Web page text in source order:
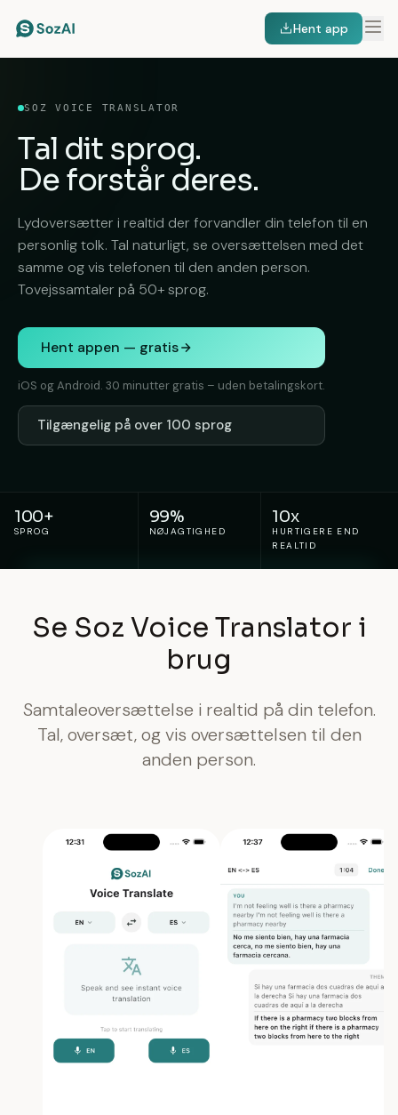
Hent app
SOZ VOICE TRANSLATOR
Tal dit sprog.
De forstår deres.
Lydoversætter i realtid der forvandler din telefon til en
personlig tolk. Tal naturligt, se oversættelsen med det
samme og vis telefonen til den anden person.
Tovejssamtaler på 50+ sprog.
Hent appen — gratis
iOS og Android. 30 minutter gratis – uden betalingskort.
Tilgængelig på over 100 sprog
100+
SPROG
99%
NØJAGTIGHED
10x
HURTIGERE END
REALTID
Se Soz Voice Translator i
brug
Samtaleoversættelse i realtid på din telefon.
Tal, oversæt, og vis oversættelsen til den
anden person.